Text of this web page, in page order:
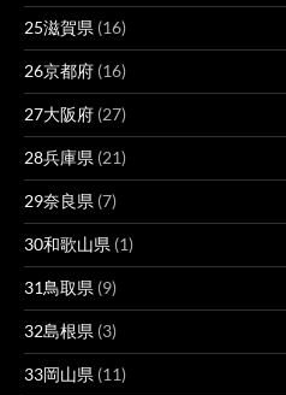
25滋賀県 (16)
26京都府 (16)
27大阪府 (27)
28兵庫県 (21)
29奈良県 (7)
30和歌山県 (1)
31鳥取県 (9)
32島根県 (3)
33岡山県 (11)